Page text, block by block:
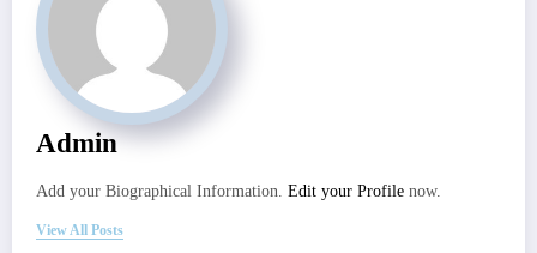
Admin
Add your Biographical Information. Edit your Profile now.
View All Posts